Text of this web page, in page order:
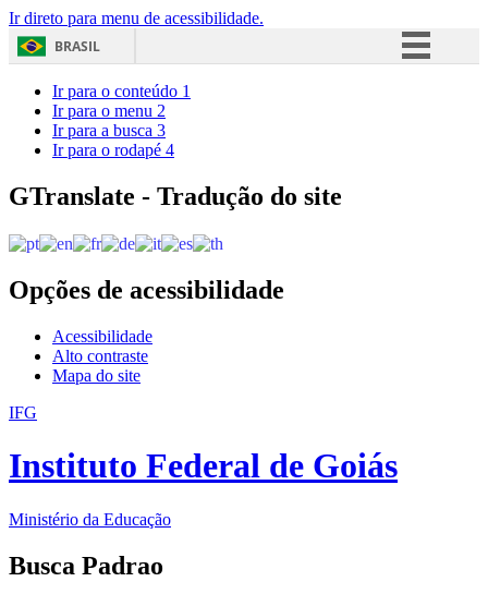
Ir direto para menu de acessibilidade.
BRASIL
Acesso à informação
Ir para o conteúdo 1
Ir para o menu 2
Ir para a busca 3
Ir para o rodapé 4
GTranslate - Tradução do site
Opções de acessibilidade
Acessibilidade
Alto contraste
Mapa do site
IFG
Instituto Federal de Goiás
Ministério da Educação
Busca Padrao